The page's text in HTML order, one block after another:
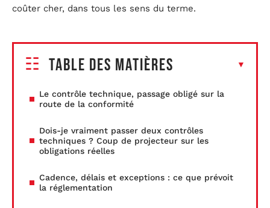
coûter cher, dans tous les sens du terme.
Table des matières
Le contrôle technique, passage obligé sur la
route de la conformité
Dois-je vraiment passer deux contrôles
techniques ? Coup de projecteur sur les
obligations réelles
Cadence, délais et exceptions : ce que prévoit
la réglementation